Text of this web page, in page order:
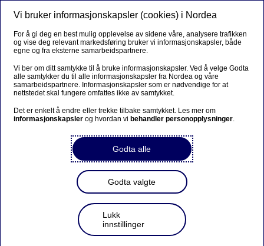
Vi bruker informasjonskapsler (cookies) i Nordea
For å gi deg en best mulig opplevelse av sidene våre, analysere trafikken
og vise deg relevant markedsføring bruker vi informasjonskapsler, både
egne og fra eksterne samarbeidspartnere.
Vi ber om ditt samtykke til å bruke informasjonskapsler. Ved å velge Godta
alle samtykker du til alle informasjonskapsler fra Nordea og våre
samarbeidspartnere. Informasjonskapsler som er nødvendige for at
nettstedet skal fungere omfattes ikke av samtykket.
Det er enkelt å endre eller trekke tilbake samtykket. Les mer om
informasjonskapsler og hvordan vi behandler personopplysninger.
Godta alle
Godta valgte
Lukk
innstillinger